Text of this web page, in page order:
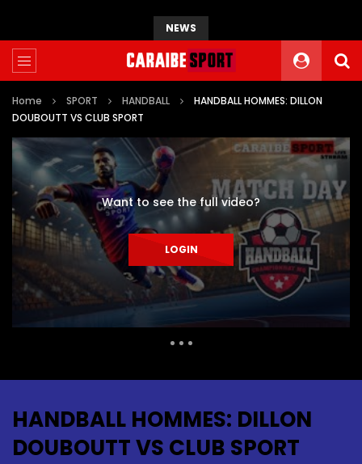
NEWS
Home SPORT HANDBALL
HANDBALL HOMMES: DILLON
DOUBOUTT VS CLUB SPORT
Want to see the full video?
LOGIN
HANDBALL HOMMES: DILLON
DOUBOUTT VS CLUB SPORT